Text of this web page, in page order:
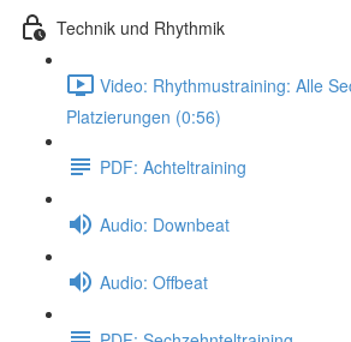
Technik und Rhythmik
Video: Rhythmustraining: Alle
Platzierungen (0:56)
PDF: Achteltraining
Audio: Downbeat
Audio: Offbeat